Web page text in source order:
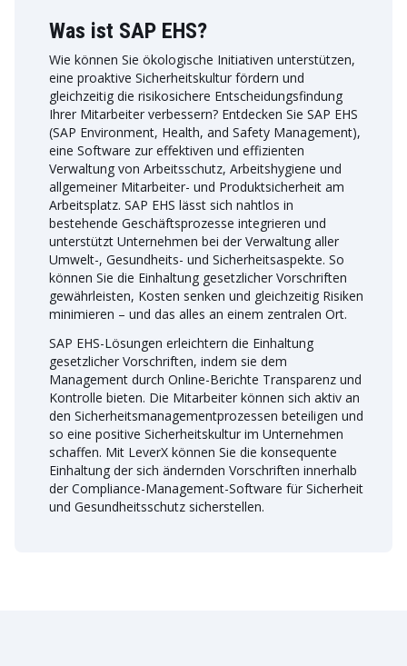
Was ist SAP EHS?
Wie können Sie ökologische Initiativen unterstützen,
eine proaktive Sicherheitskultur fördern und
gleichzeitig die risikosichere Entscheidungsfindung
Ihrer Mitarbeiter verbessern? Entdecken Sie SAP EHS
(SAP Environment, Health, and Safety Management),
eine Software zur effektiven und effizienten
Verwaltung von Arbeitsschutz, Arbeitshygiene und
allgemeiner Mitarbeiter- und Produktsicherheit am
Arbeitsplatz. SAP EHS lässt sich nahtlos in
bestehende Geschäftsprozesse integrieren und
unterstützt Unternehmen bei der Verwaltung aller
Umwelt-, Gesundheits- und Sicherheitsaspekte. So
können Sie die Einhaltung gesetzlicher Vorschriften
gewährleisten, Kosten senken und gleichzeitig Risiken
minimieren – und das alles an einem zentralen Ort.
SAP EHS-Lösungen erleichtern die Einhaltung
gesetzlicher Vorschriften, indem sie dem
Management durch Online-Berichte Transparenz und
Kontrolle bieten. Die Mitarbeiter können sich aktiv an
den Sicherheitsmanagementprozessen beteiligen und
so eine positive Sicherheitskultur im Unternehmen
schaffen. Mit LeverX können Sie die konsequente
Einhaltung der sich ändernden Vorschriften innerhalb
der Compliance-Management-Software für Sicherheit
und Gesundheitsschutz sicherstellen.